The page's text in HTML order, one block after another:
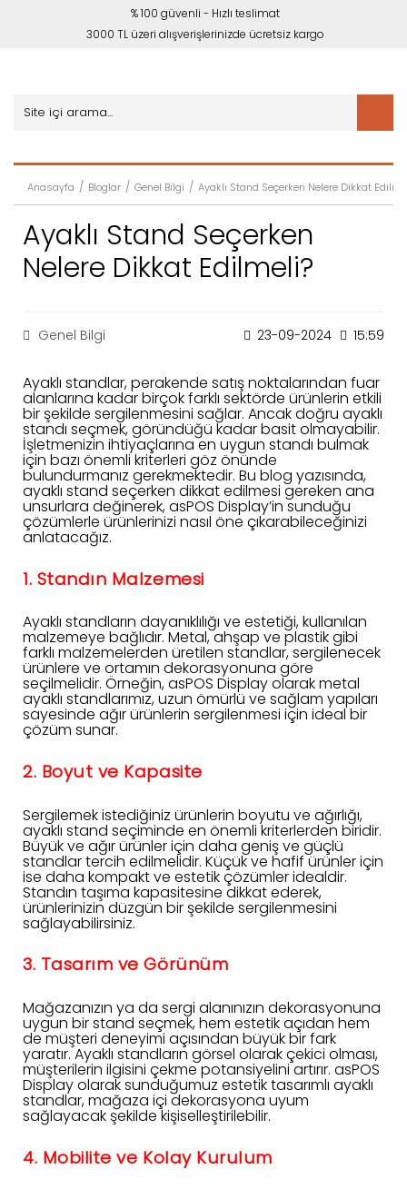
% 100 güvenli - Hızlı teslimat
3000 TL üzeri alışverişlerinizde ücretsiz kargo
Anasayfa Bloglar Genel Bilgi Ayaklı Stand Seçerken Nelere Dikkat
Ayaklı Stand Seçerken
Nelere Dikkat Edilmeli?
Genel Bilgi 23-09-2024 15:59
Ayaklı standlar, perakende satış noktalarından fuar
alanlarına kadar birçok farklı sektörde ürünlerin etkili
bir şekilde sergilenmesini sağlar. Ancak doğru ayaklı
standı seçmek, göründüğü kadar basit olmayabilir.
İşletmenizin ihtiyaçlarına en uygun standı bulmak
için bazı önemli kriterleri göz önünde
bulundurmanız gerekmektedir. Bu blog yazısında,
ayaklı stand seçerken dikkat edilmesi gereken ana
unsurlara değinerek, asPOS Display’in sunduğu
çözümlerle ürünlerinizi nasıl öne çıkarabileceğinizi
anlatacağız.
1. Standın Malzemesi
Ayaklı standların dayanıklılığı ve estetiği, kullanılan
malzemeye bağlıdır. Metal, ahşap ve plastik gibi
farklı malzemelerden üretilen standlar, sergilenecek
ürünlere ve ortamın dekorasyonuna göre
seçilmelidir. Örneğin, asPOS Display olarak metal
ayaklı standlarımız, uzun ömürlü ve sağlam yapıları
sayesinde ağır ürünlerin sergilenmesi için ideal bir
çözüm sunar.
2. Boyut ve Kapasite
Sergilemek istediğiniz ürünlerin boyutu ve ağırlığı,
ayaklı stand seçiminde en önemli kriterlerden biridir.
Büyük ve ağır ürünler için daha geniş ve güçlü
standlar tercih edilmelidir. Küçük ve hafif ürünler için
ise daha kompakt ve estetik çözümler idealdir.
Standın taşıma kapasitesine dikkat ederek,
ürünlerinizin düzgün bir şekilde sergilenmesini
sağlayabilirsiniz.
3. Tasarım ve Görünüm
Mağazanızın ya da sergi alanınızın dekorasyonuna
uygun bir stand seçmek, hem estetik açıdan hem
de müşteri deneyimi açısından büyük bir fark
yaratır. Ayaklı standların görsel olarak çekici olması,
müşterilerin ilgisini çekme potansiyelini artırır. asPOS
Display olarak sunduğumuz estetik tasarımlı ayaklı
standlar, mağaza içi dekorasyona uyum
sağlayacak şekilde kişiselleştirilebilir.
4. Mobilite ve Kolay Kurulum